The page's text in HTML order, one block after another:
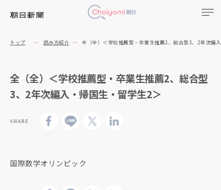
トップ 読み方紹介 全（全）＜学校推薦型・卒業生推薦2、総合型3、2年次編
全（全）＜学校推薦型・卒業生推薦2、総合型
3、2年次編入・帰国生・留学生2＞
SHARE
国際数学オリンピック